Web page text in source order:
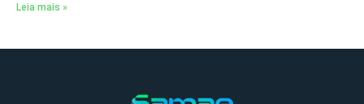
Leia mais »